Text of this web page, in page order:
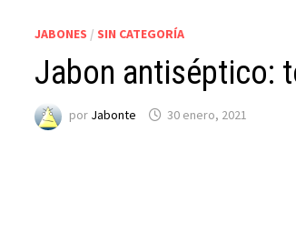
JABONES / SIN CATEGORÍA
Jabon antiséptico:
por Jabonte 30 enero, 2021